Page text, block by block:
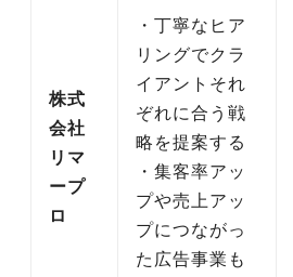
株式
会社
リマ
ープ
ロ
・丁寧なヒア
リングでクラ
イアントそれ
ぞれに合う戦
略を提案する
・集客率アッ
プや売上アッ
プにつながっ
た広告事業も